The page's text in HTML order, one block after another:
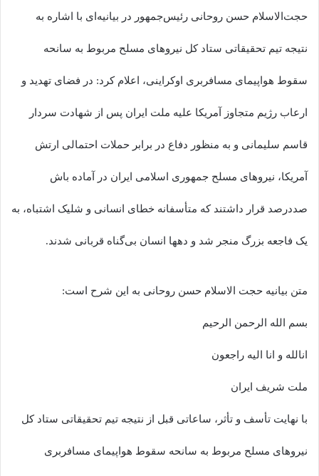
حجت‌الاسلام حسن روحانی رئیس‌جمهور در بیانیه‌ای با اشاره به
نتیجه تیم تحقیقاتی ستاد کل نیروهای مسلح مربوط به سانحه
سقوط هواپیمای مسافربری اوکراینی، اعلام کرد: در فضای تهدید و
ارعاب رژیم متجاوز آمریکا علیه ملت ایران پس از شهادت سردار
قاسم سلیمانی و به منظور دفاع در برابر حملات احتمالی ارتش
آمریکا، نیروهای مسلح جمهوری اسلامی ایران در آماده باش
صددرصد قرار داشتند که متأسفانه خطای انسانی و شلیک اشتباه، به
یک فاجعه بزرگ منجر شد و دهها انسان بی‌گناه قربانی شدند.
متن بیانیه حجت الاسلام حسن روحانی به این شرح است:
بسم الله الرحمن الرحیم
انالله و انا الیه راجعون
ملت شریف ایران
با نهایت تأسف و تأثر، ساعاتی قبل از نتیجه تیم تحقیقاتی ستاد کل
نیروهای مسلح مربوط به سانحه سقوط هواپیمای مسافربری